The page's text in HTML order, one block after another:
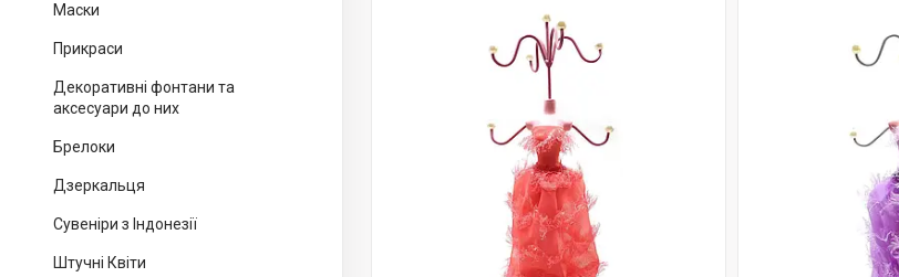
Маски
Прикраси
Декоративні фонтани та
аксесуари до них
Брелоки
Дзеркальця
Сувеніри з Індонезії
Штучні Квіти